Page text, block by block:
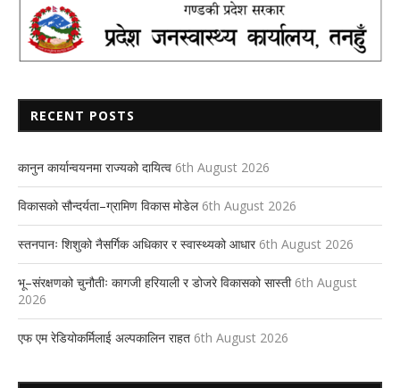
RECENT POSTS
कानुन कार्यान्वयनमा राज्यको दायित्व 6th August 2026
विकासको सौन्दर्यता–ग्रामिण विकास मोडेल 6th August 2026
स्तनपानः शिशुको नैसर्गिक अधिकार र स्वास्थ्यको आधार 6th August 2026
भू–संरक्षणको चुनौतीः कागजी हरियाली र डोजरे विकासको सास्ती 6th August
2026
एफ एम रेडियोकर्मिलाई अल्पकालिन राहत 6th August 2026